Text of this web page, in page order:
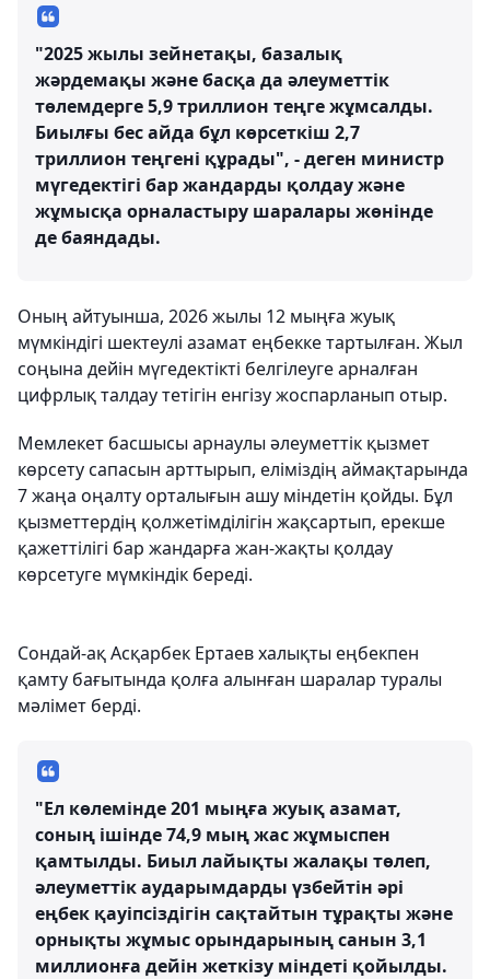
"2025 жылы зейнетақы, базалық
жәрдемақы және басқа да әлеуметтік
төлемдерге 5,9 триллион теңге жұмсалды.
Биылғы бес айда бұл көрсеткіш 2,7
триллион теңгені құрады", - деген министр
мүгедектігі бар жандарды қолдау және
жұмысқа орналастыру шаралары жөнінде
де баяндады.
Оның айтуынша, 2026 жылы 12 мыңға жуық
мүмкіндігі шектеулі азамат еңбекке тартылған. Жыл
соңына дейін мүгедектікті белгілеуге арналған
цифрлық талдау тетігін енгізу жоспарланып отыр.
Мемлекет басшысы арнаулы әлеуметтік қызмет
көрсету сапасын арттырып, еліміздің аймақтарында
7 жаңа оңалту орталығын ашу міндетін қойды. Бұл
қызметтердің қолжетімділігін жақсартып, ерекше
қажеттілігі бар жандарға жан-жақты қолдау
көрсетуге мүмкіндік береді.
Сондай-ақ Асқарбек Ертаев халықты еңбекпен
қамту бағытында қолға алынған шаралар туралы
мәлімет берді.
"Ел көлемінде 201 мыңға жуық азамат,
соның ішінде 74,9 мың жас жұмыспен
қамтылды. Биыл лайықты жалақы төлеп,
әлеуметтік аударымдарды үзбейтін әрі
еңбек қауіпсіздігін сақтайтын тұрақты және
орнықты жұмыс орындарының санын 3,1
миллионға дейін жеткізу міндеті қойылды.